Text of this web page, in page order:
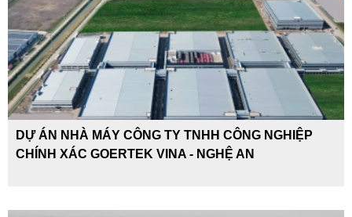
DỰ ÁN NHÀ MÁY CÔNG TY TNHH CÔNG NGHIỆP
CHÍNH XÁC GOERTEK VINA - NGHỆ AN